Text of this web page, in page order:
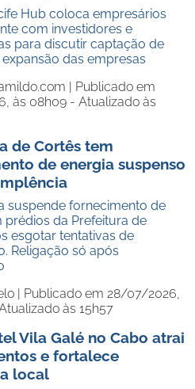
Hub coloca empresários
com investidores e
para discutir captação de
das empresas
| Publicado em
às 08h09 - Atualizado às
de Cortês tem
de energia suspenso
suspende fornecimento de
prédios da Prefeitura de
esgotar tentativas de
Religação só após
| Publicado em 28/07/2026,
às 15h57
Vila Galé no Cabo atrai
e fortalece
local